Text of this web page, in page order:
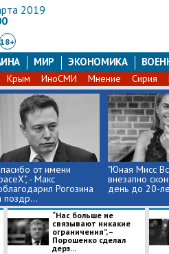
2019
18+
МИР ЭКОНОМИКА
Крым ИноСМИ Мнение Сирия
от имени
- Макс
Рогозина
поздр...
"Юная Мисс
внезапно
день до 20-
“Нас больше не
связывают никакие
ограничения”, –
Порошенко сделал
дерз...